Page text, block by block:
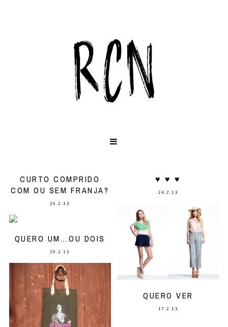
CURTO COMPRIDO
COM OU SEM FRANJA?
26.2.13
♥ ♥ ♥
24.2.13
QUERO UM...OU DOIS
20.2.13
QUERO VER
17.2.13